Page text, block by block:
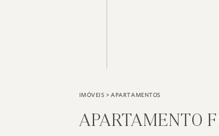
IMÓVEIS >APARTAMENTOS
APARTAMENTO